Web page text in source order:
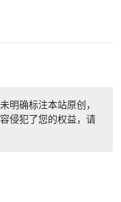
明确标注本站原创，
侵犯了您的权益，请